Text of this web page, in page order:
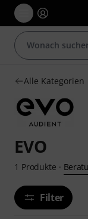
Alle Kategorien
EVO
1 Produkte ·
Filter